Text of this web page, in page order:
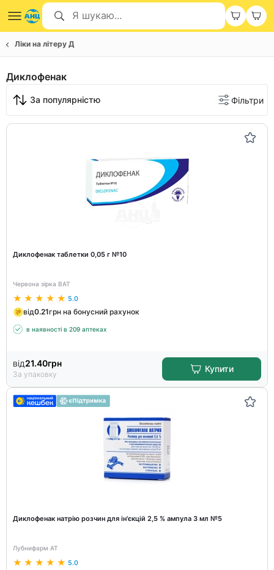
Ліки на літеру Д
Диклофенак
За популярністю Фільтри
Диклофенак таблетки 0,05 г №10
Червона зірка ВАТ
5.0
від0.21грн на бонусний рахунок
в наявності в 209 аптеках
від21.40грн
За упаковку
Купити
Диклофенак натрію розчин для ін'єкцій 2,5 % ампула 3 мл №5
Лубнифарм АТ
5.0